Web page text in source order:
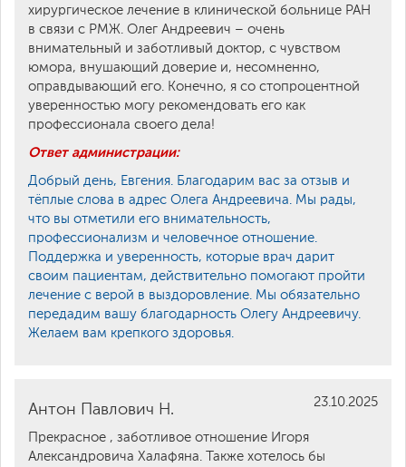
хирургическое лечение в клинической больнице РАН
в связи с РМЖ. Олег Андреевич – очень
внимательный и заботливый доктор, с чувством
юмора, внушающий доверие и, несомненно,
оправдывающий его. Конечно, я со стопроцентной
уверенностью могу рекомендовать его как
профессионала своего дела!
Ответ администрации:
Добрый день, Евгения. Благодарим вас за отзыв и
тёплые слова в адрес Олега Андреевича. Мы рады,
что вы отметили его внимательность,
профессионализм и человечное отношение.
Поддержка и уверенность, которые врач дарит
своим пациентам, действительно помогают пройти
лечение с верой в выздоровление. Мы обязательно
передадим вашу благодарность Олегу Андреевичу.
Желаем вам крепкого здоровья.
23.10.2025
Антон Павлович Н.
Прекрасное , заботливое отношение Игоря
Александровича Халафяна. Также хотелось бы